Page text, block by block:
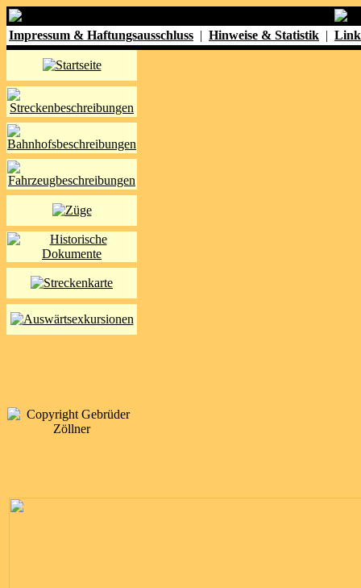
Impressum & Haftungsausschluss | Hinweise & Statistik |